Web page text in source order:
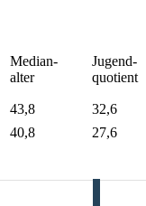
Median-
alter
Jugend-
quotient
43,8
32,6
40,8 27,6